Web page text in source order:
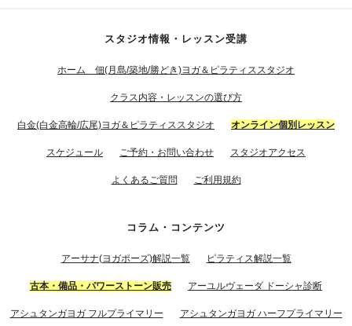
スタジオ情報・レッスン受講
ホーム 佃(月島/築地/勝どき)ヨガ＆ピラティススタジオ
クラス内容・レッスンの選び方
白金(白金高輪/広尾)ヨガ＆ピラティススタジオ オンライン個別レッスン
スケジュール ご予約・お問い合わせ スタジオアクセス
よくあるご質問 ご利用規約
コラム・コンテンツ
アーサナ(ヨガポーズ)解説一覧 ピラティス解説一覧
古本・備品・パワーストーン販売 アーユルヴェーダ ドーシャ診断
アシュタンガヨガ フルプライマリー アシュタンガヨガ ハーフプライマリー